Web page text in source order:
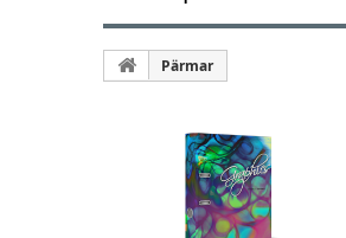
Pärmar